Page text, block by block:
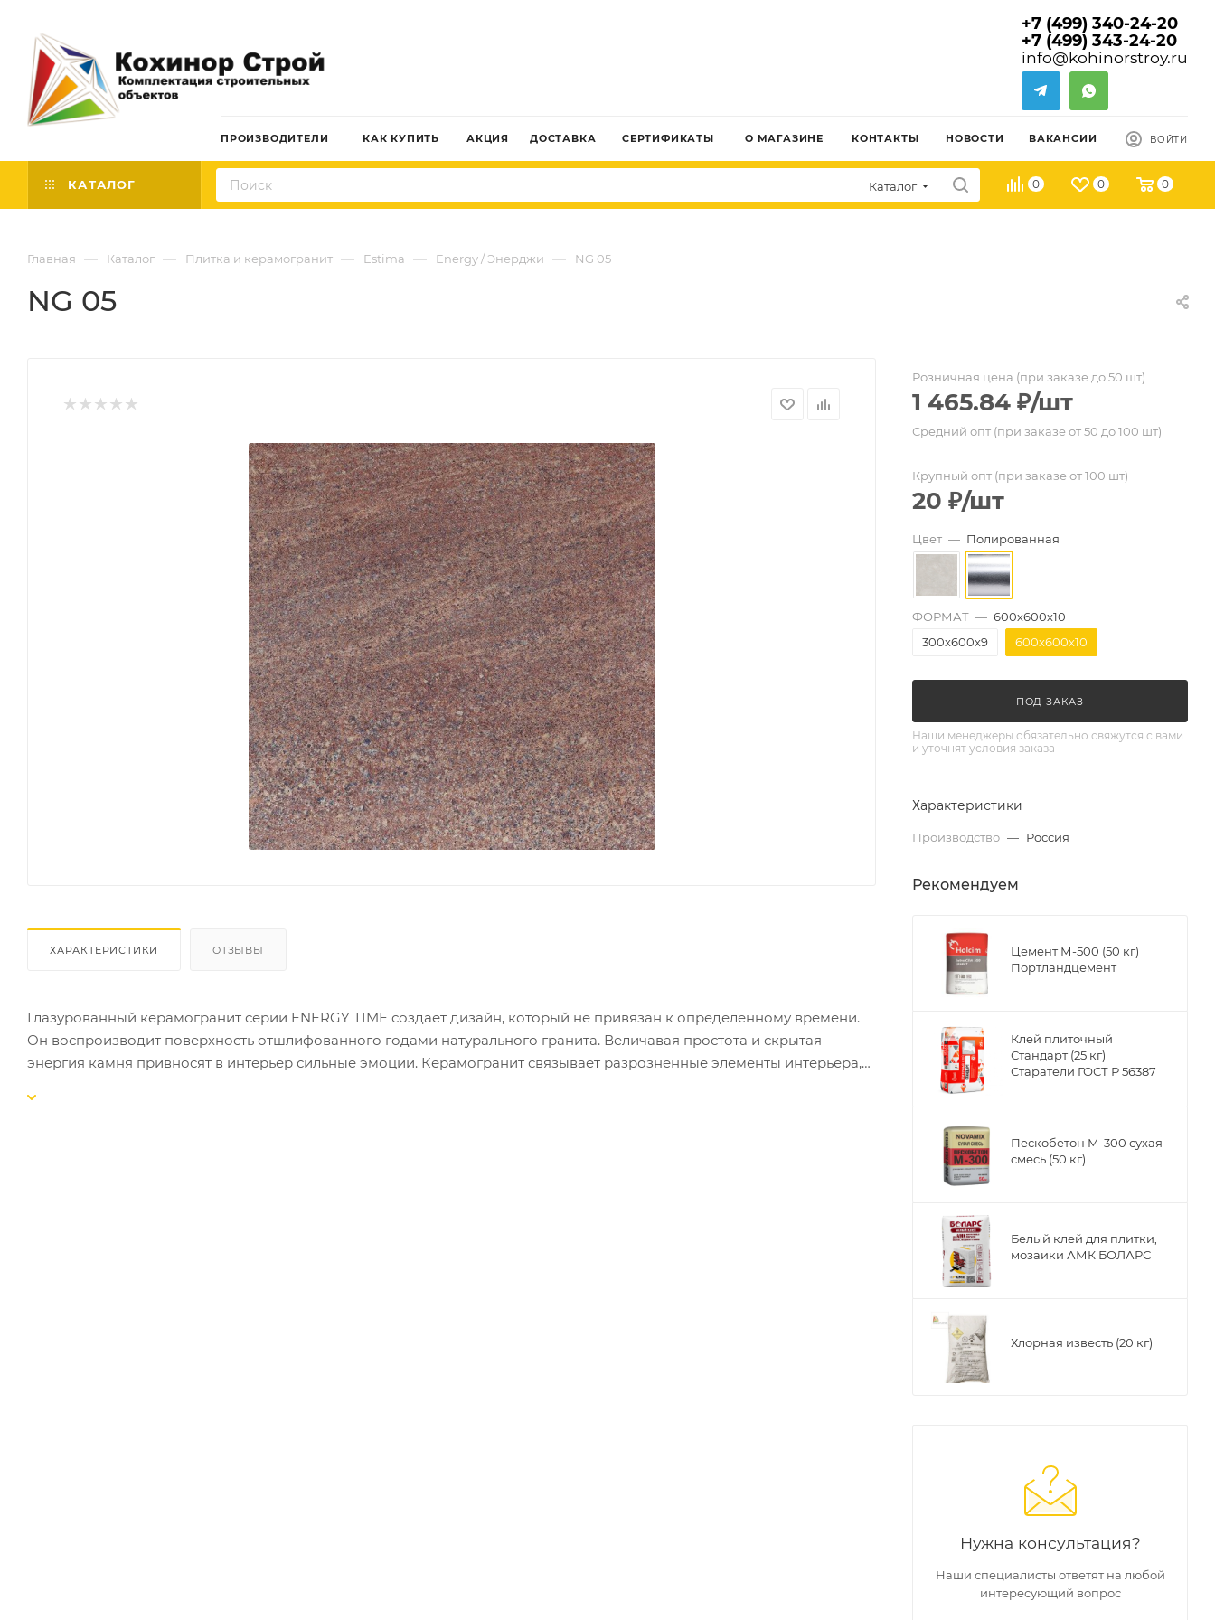
+7 (499) 340-24-20
+7 (499) 343-24-20
info@kohinorstroy.ru
ПРОИЗВОДИТЕЛИ КАК КУПИТЬ АКЦИЯ ДОСТАВКА СЕРТИФИКАТЫ О МАГАЗИНЕ КОНТАКТЫ НОВОСТИ ВАКАНСИИ ВОЙТИ
КАТАЛОГ Каталог 0 0 0
Главная — Каталог — Плитка и керамогранит — Estima — Energy / Энерджи — NG 05
NG 05
ХАРАКТЕРИСТИКИ ОТЗЫВЫ
Глазурованный керамогранит серии ENERGY TIME создает дизайн, который не привязан к определенному времени.
Он воспроизводит поверхность отшлифованного годами натурального гранита. Величавая простота и скрытая
энергия камня привносят в интерьер сильные эмоции. Керамогранит связывает разрозненные элементы интерьера,
Розничная цена (при заказе до 50 шт)
1 465.84 ₽/шт
Средний опт (при заказе от 50 до 100 шт)
Крупный опт (при заказе от 100 шт)
20 ₽/шт
Цвет — Полированная
ФОРМАТ — 600х600х10
300х600х9
600х600х10
ПОД ЗАКАЗ
Наши менеджеры обязательно свяжутся с вами
и уточнят условия заказа
Характеристики
Производство — Россия
Рекомендуем
Цемент М-500 (50 кг)
Портландцемент
Клей плиточный
Стандарт (25 кг)
Старатели ГОСТ Р 56387
Пескобетон М-300 сухая
смесь (50 кг)
Белый клей для плитки,
мозаики АМК БОЛАРС
Хлорная известь (20 кг)
Нужна консультация?
Наши специалисты ответят на любой
интересующий вопрос